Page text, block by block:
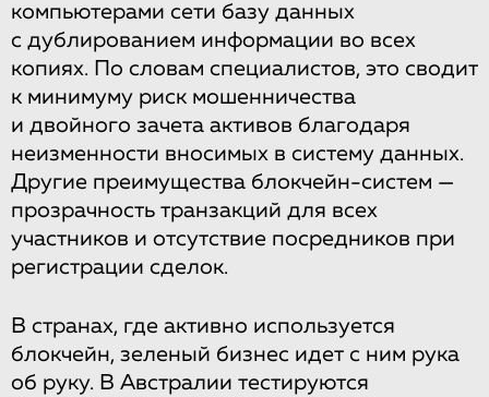
компьютерами сети базу данных
с дублированием информации во всех
копиях. По словам специалистов, это сводит
к минимуму риск мошенничества
и двойного зачета активов благодаря
неизменности вносимых в систему данных.
Другие преимущества блокчейн-систем —
прозрачность транзакций для всех
участников и отсутствие посредников при
регистрации сделок.
В странах, где активно используется
блокчейн, зеленый бизнес идет с ним рука
об руку. В Австралии тестируются